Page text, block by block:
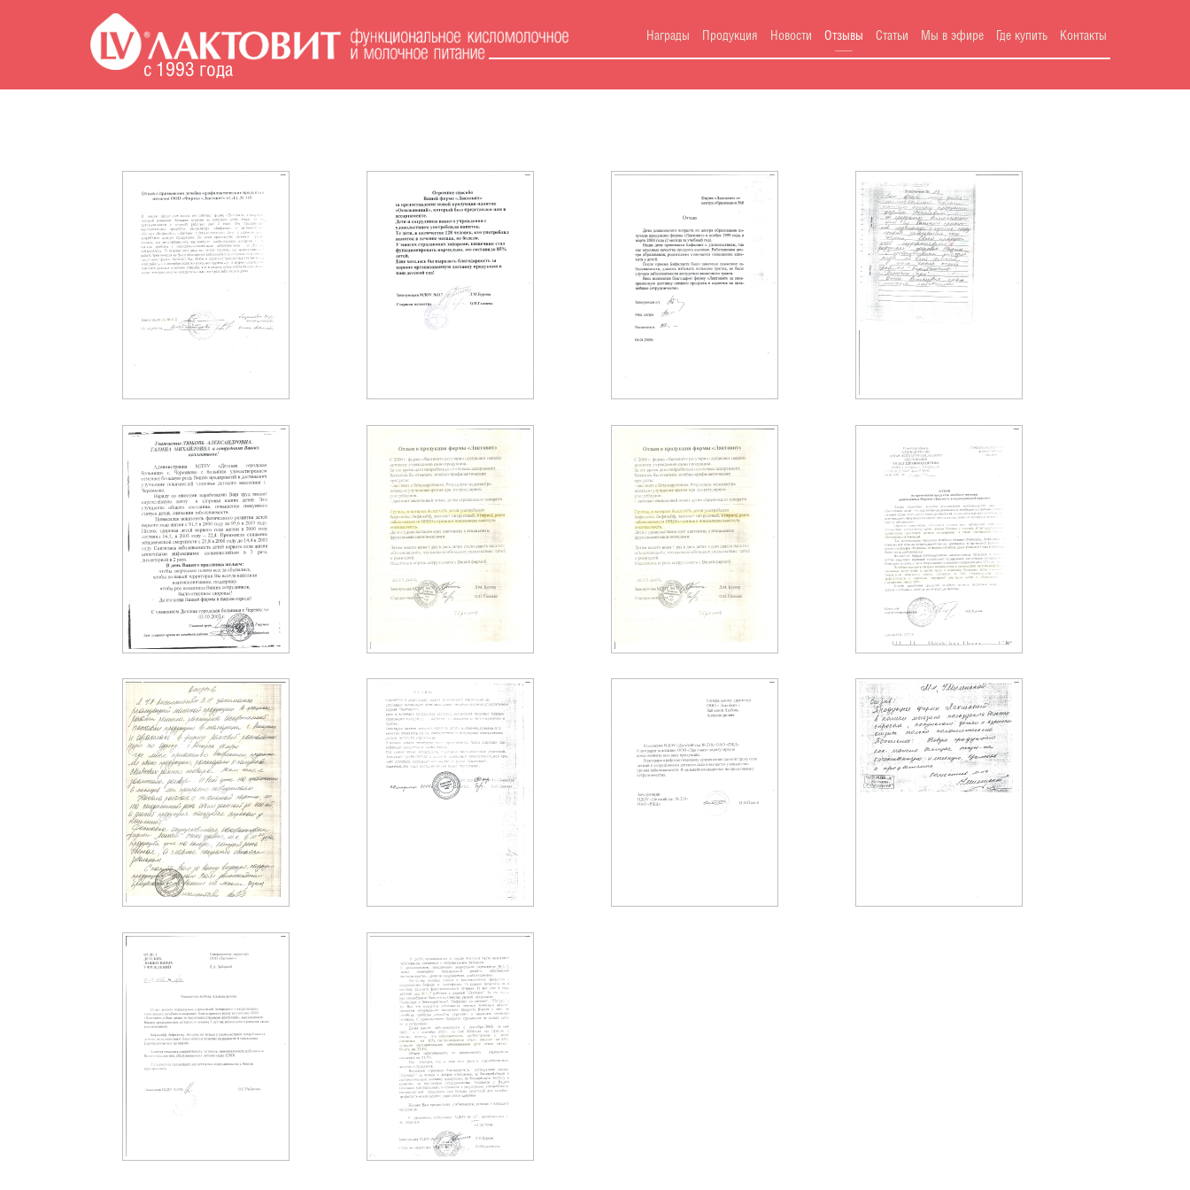
с 1993 года
Награды Продукция Новости Отзывы Статьи Мы в эфире Где купить Контакты